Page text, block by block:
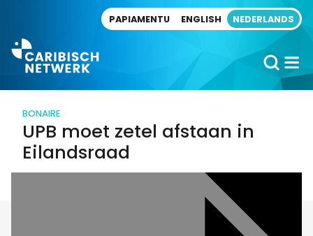
PAPIAMENTU ENGLISH NEDERLANDS
BONAIRE
UPB moet zetel afstaan in
Eilandsraad